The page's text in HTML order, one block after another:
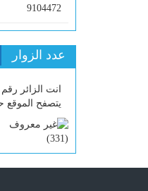
9104472
عدد الزوار
انت الزائر رقم :
يتصفح الموقع
(
331
)